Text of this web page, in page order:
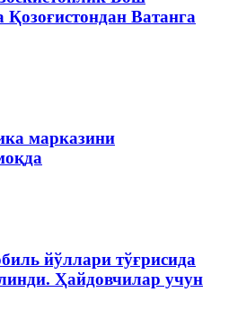
Қозоғистондан Ватанга
марказини
йўллари тўғрисида
Ҳайдовчилар учун